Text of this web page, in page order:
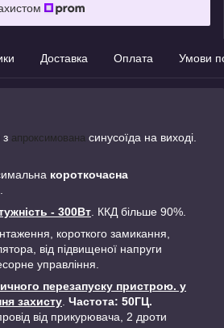
Доставка Оплата Умови
апроксимована синусоїда на виході.
короткочасна
- 300Вт . ККД більше 90%.
короткого замикання,
від підвищеної напруги
управління.
перезапуску пристрою. у
захисту Частота: 50ГЦ.
від прикурювача, 2 дроти